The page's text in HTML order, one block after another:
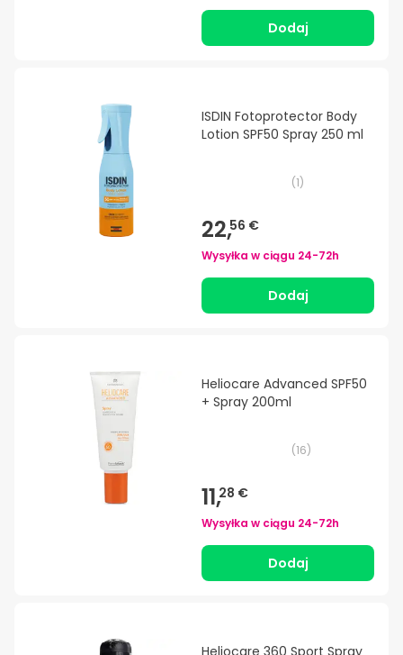
Dodaj
ISDIN Fotoprotector Body
Lotion SPF50 Spray 250 ml
(1)
22,56 €
Wysyłka w ciągu 24-72h
Dodaj
Heliocare Advanced SPF50
+ Spray 200ml
(16)
11,28 €
Wysyłka w ciągu 24-72h
Dodaj
Heliocare 360 Sport Spray